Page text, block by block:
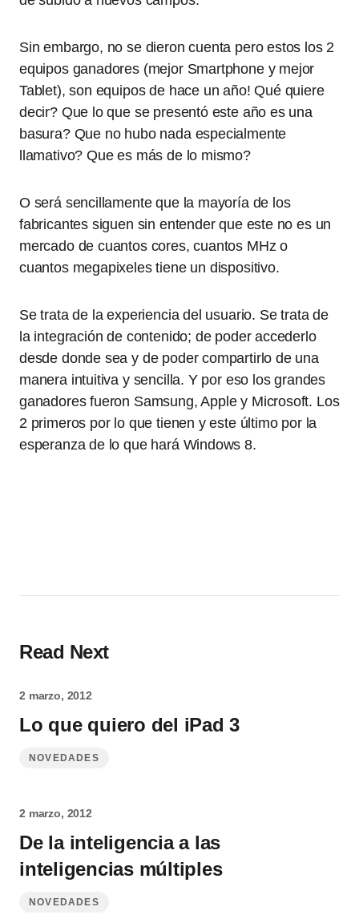
Sin embargo, no se dieron cuenta pero estos los 2
equipos ganadores (mejor Smartphone y mejor
Tablet), son equipos de hace un año! Qué quiere
decir? Que lo que se presentó este año es una
basura? Que no hubo nada especialmente
llamativo? Que es más de lo mismo?
O será sencillamente que la mayoría de los
fabricantes siguen sin entender que este no es un
mercado de cuantos cores, cuantos MHz o
cuantos megapixeles tiene un dispositivo.
Se trata de la experiencia del usuario. Se trata de
la integración de contenido; de poder accederlo
desde donde sea y de poder compartirlo de una
manera intuitiva y sencilla. Y por eso los grandes
ganadores fueron Samsung, Apple y Microsoft. Los
2 primeros por lo que tienen y este último por la
esperanza de lo que hará Windows 8.
Read Next
2 marzo, 2012
Lo que quiero del iPad 3
NOVEDADES
2 marzo, 2012
De la inteligencia a las
inteligencias múltiples
NOVEDADES